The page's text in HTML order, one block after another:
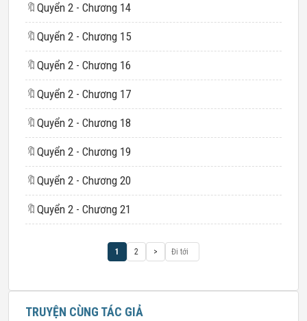
🔖 Quyển 2 - Chương 14
🔖 Quyển 2 - Chương 15
🔖 Quyển 2 - Chương 16
🔖 Quyển 2 - Chương 17
🔖 Quyển 2 - Chương 18
🔖 Quyển 2 - Chương 19
🔖 Quyển 2 - Chương 20
🔖 Quyển 2 - Chương 21
1 2 >
TRUYỆN CÙNG TÁC GIẢ